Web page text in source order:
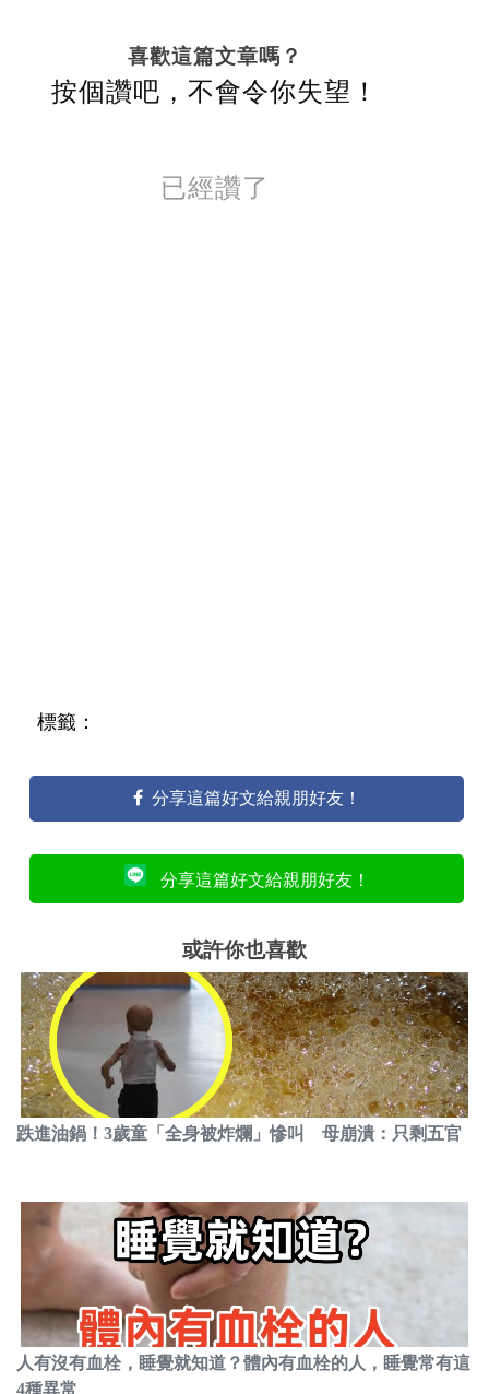
喜歡這篇文章嗎？
按個讚吧，不會令你失望！
已經讚了
標籤：
分享這篇好文給親朋好友！
分享這篇好文給親朋好友！
或許你也喜歡
跌進油鍋！3歲童「全身被炸爛」慘叫 母崩潰：只剩五官
人有沒有血栓，睡覺就知道？體內有血栓的人，睡覺常有這
4種異常